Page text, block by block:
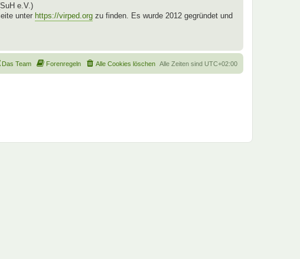
e.V.)
unter https://virped.org zu finden. Es wurde 2012 gegründet und
Alle Zeiten sind UTC+02:00
Alle Cookies löschen
Forenregeln
Das Team